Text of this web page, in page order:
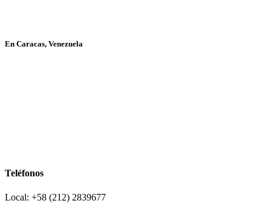
En Caracas, Venezuela
Teléfonos
Local: +58 (212) 2839677